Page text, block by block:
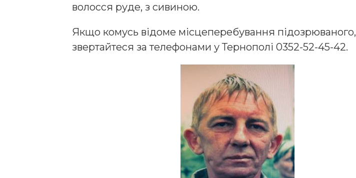
волосся руде, з сивиною.
Якщо комусь відоме місцеперебування підозрюваного,
звертайтеся за телефонами у Тернополі 0352-52-45-42.